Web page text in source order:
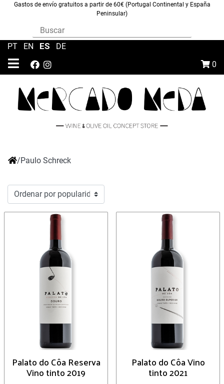
Gastos de envío gratuitos a partir de 60€ (Portugal Continental y España
Peninsular)
0
PT EN ES DE
/Paulo Schreck
Palato do Côa Reserva
Vino tinto 2019
Palato do Côa Vino
tinto 2021